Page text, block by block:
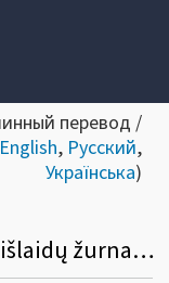
перевод /
English, Русский,
Українська)
Kaip atsispausdinti pajamų ir išlaidų žurnalą?